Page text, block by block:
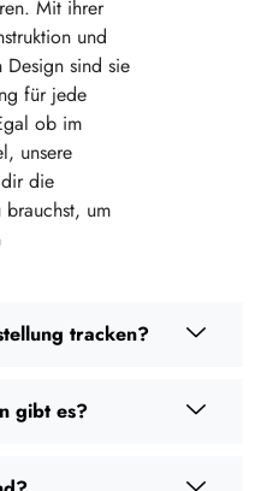
Mit ihrer
und
Design sind sie
für jede
ob im
unsere
die
brauchst, um
tracken?
gibt es?